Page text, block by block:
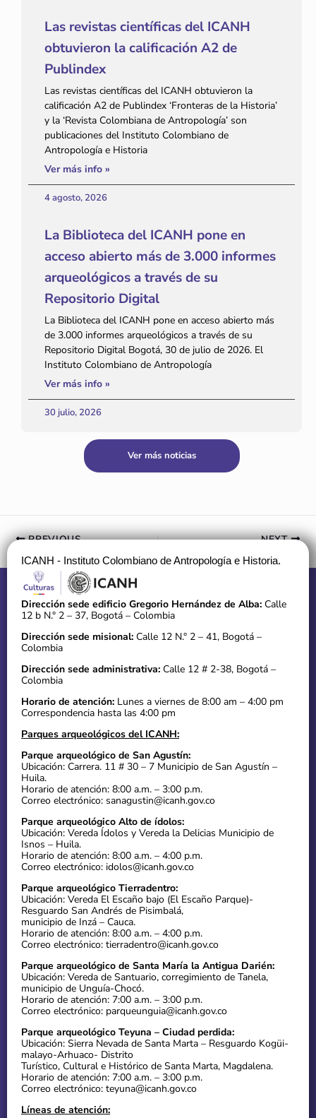
Las revistas científicas del ICANH
obtuvieron la calificación A2 de
Publindex
Las revistas científicas del ICANH obtuvieron la
calificación A2 de Publindex ‘Fronteras de la Historia’
y la ‘Revista Colombiana de Antropología’ son
publicaciones del Instituto Colombiano de
Antropología e Historia
Ver más info »
4 agosto, 2026
La Biblioteca del ICANH pone en
acceso abierto más de 3.000 informes
arqueológicos a través de su
Repositorio Digital
La Biblioteca del ICANH pone en acceso abierto más
de 3.000 informes arqueológicos a través de su
Repositorio Digital Bogotá, 30 de julio de 2026. El
Instituto Colombiano de Antropología
Ver más info »
30 julio, 2026
Ver más noticias
PREVIOUS NEXT
ICANH - Instituto Colombiano de Antropología e Historia.
Dirección sede edificio Gregorio Hernández de Alba: Calle
12 b N.° 2 – 37, Bogotá – Colombia
Dirección sede misional: Calle 12 N.° 2 – 41, Bogotá –
Colombia
Dirección sede administrativa: Calle 12 # 2-38, Bogotá –
Colombia
Horario de atención: Lunes a viernes de 8:00 am – 4:00 pm
Correspondencia hasta las 4:00 pm
Parques arqueológicos del ICANH:
Parque arqueológico de San Agustín:
Ubicación: Carrera. 11 # 30 – 7 Municipio de San Agustín –
Huila.
Horario de atención: 8:00 a.m. – 3:00 p.m.
Correo electrónico: sanagustin@icanh.gov.co
Parque arqueológico Alto de ídolos:
Ubicación: Vereda Ídolos y Vereda la Delicias Municipio de
Isnos – Huila.
Horario de atención: 8:00 a.m. – 4:00 p.m.
Correo electrónico: idolos@icanh.gov.co
Parque arqueológico Tierradentro:
Ubicación: Vereda El Escaño bajo (El Escaño Parque)-
Resguardo San Andrés de Pisimbalá,
municipio de Inzá – Cauca.
Horario de atención: 8:00 a.m. – 4:00 p.m.
Correo electrónico: tierradentro@icanh.gov.co
Parque arqueológico de Santa María la Antigua Darién:
Ubicación: Vereda de Santuario, corregimiento de Tanela,
municipio de Unguía-Chocó.
Horario de atención: 7:00 a.m. – 3:00 p.m.
Correo electrónico: parqueunguia@icanh.gov.co
Parque arqueológico Teyuna – Ciudad perdida:
Ubicación: Sierra Nevada de Santa Marta – Resguardo Kogüi-
malayo-Arhuaco- Distrito
Turístico, Cultural e Histórico de Santa Marta, Magdalena.
Horario de atención: 7:00 a.m. – 3:00 p.m.
Correo electrónico: teyuna@icanh.gov.co
Líneas de atención: